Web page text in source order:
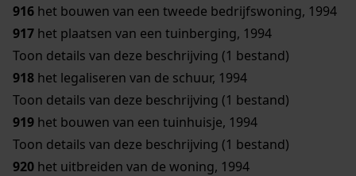
916 het bouwen van een tweede bedrijfswoning, 1994
917 het plaatsen van een tuinberging, 1994
Toon details van deze beschrijving (1 bestand)
918 het legaliseren van de schuur, 1994
Toon details van deze beschrijving (1 bestand)
919 het bouwen van een tuinhuisje, 1994
Toon details van deze beschrijving (1 bestand)
920 het uitbreiden van de woning, 1994